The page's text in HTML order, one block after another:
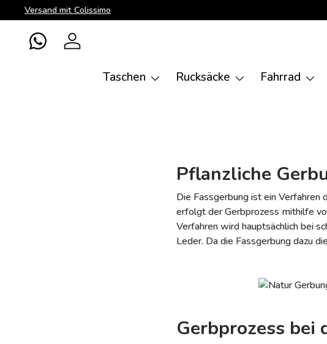
Direkt zum Inhalt
Versand mit Colissimo
WhatsAppEinloggen
Taschen Rucksäcke Fahrrad
Pflanzliche
Die Fassgerbung ist ein Verfahren
erfolgt der Gerbprozess mithilfe
Verfahren wird hauptsächlich bei
Leder. Da die Fassgerbung dazu
Gerbprozess bei